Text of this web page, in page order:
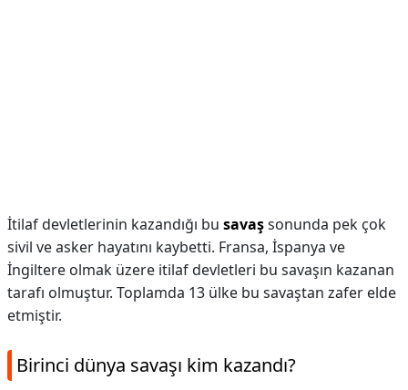
İtilaf devletlerinin kazandığı bu savaşsonunda pek çok
sivil ve asker hayatını kaybetti. Fransa, İspanya ve
İngiltere olmak üzere itilaf devletleri bu savaşın kazanan
tarafı olmuştur. Toplamda 13 ülke bu savaştan zafer elde
etmiştir.
Birinci dünya savaşı kim kazandı?